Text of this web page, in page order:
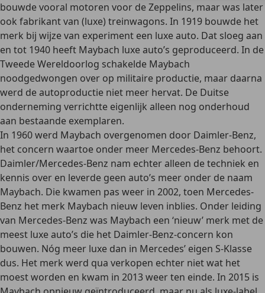
bouwde vooral motoren voor de Zeppelins, maar was later
ook fabrikant van (luxe) treinwagons. In 1919 bouwde het
merk bij wijze van experiment een luxe auto. Dat sloeg aan
en tot 1940 heeft Maybach luxe auto’s geproduceerd. In de
Tweede Wereldoorlog schakelde Maybach
noodgedwongen over op militaire productie, maar daarna
werd de autoproductie niet meer hervat. De Duitse
onderneming verrichtte eigenlijk alleen nog onderhoud
aan bestaande exemplaren.
In 1960 werd Maybach overgenomen door Daimler-Benz,
het concern waartoe onder meer Mercedes-Benz behoort.
Daimler/Mercedes-Benz nam echter alleen de techniek en
kennis over en leverde geen auto’s meer onder de naam
Maybach. Die kwamen pas weer in 2002, toen Mercedes-
Benz het merk Maybach nieuw leven inblies. Onder leiding
van Mercedes-Benz was Maybach een ‘nieuw’ merk met de
meest luxe auto’s die het Daimler-Benz-concern kon
bouwen. Nóg meer luxe dan in Mercedes’ eigen S-Klasse
dus. Het merk werd qua verkopen echter niet wat het
moest worden en kwam in 2013 weer ten einde. In 2015 is